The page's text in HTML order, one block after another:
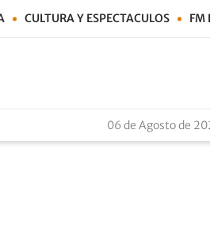
CULTURA Y ESPECTACULOS FM
06 de Agosto de